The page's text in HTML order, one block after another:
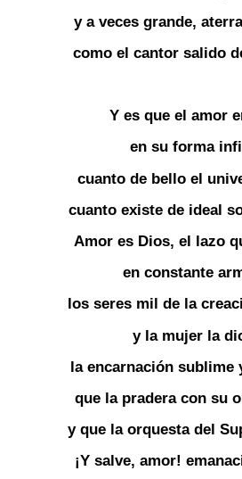
y a veces grande,
como el cantor salido
Y es que el amor
en su forma
cuanto de bello el
cuanto existe de ideal
Amor es Dios, el lazo
en constante
los seres mil de la
y la mujer la
la encarnación sublime
que la pradera con su
y que la orquesta del
¡Y salve, amor!